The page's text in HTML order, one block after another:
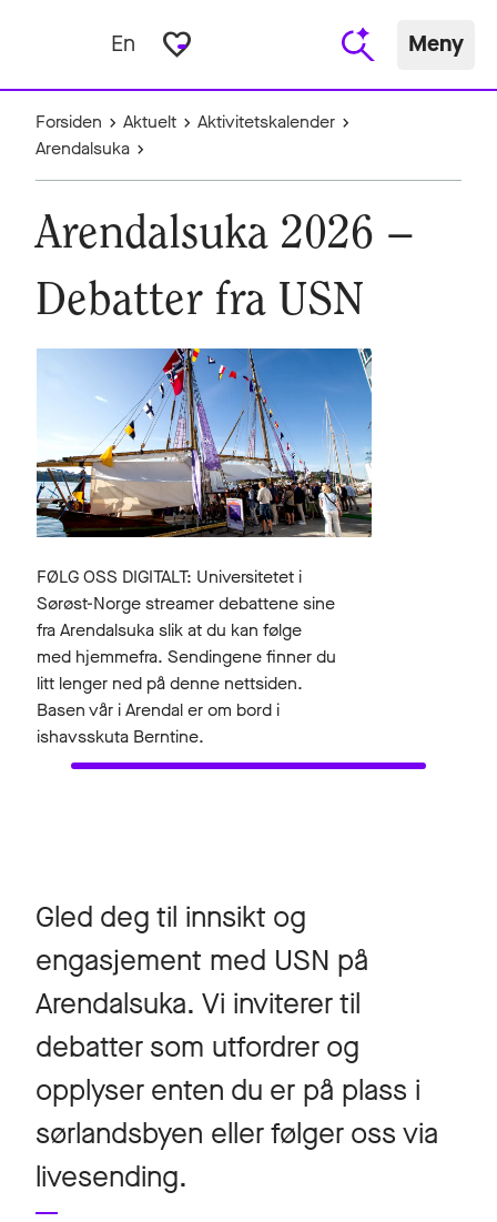
En favorite_border Meny
Forsiden Aktuelt
Aktivitetskalender
Arendalsuka
Arendalsuka 2026 –
Debatter fra USN
FØLG OSS DIGITALT: Universitetet i
Sørøst-Norge streamer debattene sine
fra Arendalsuka slik at du kan følge
med hjemmefra. Sendingene finner du
litt lenger ned på denne nettsiden.
Basen vår i Arendal er om bord i
ishavsskuta Berntine.
Gled deg til innsikt og
engasjement med USN på
Arendalsuka. Vi inviterer til
debatter som utfordrer og
opplyser enten du er på plass i
sørlandsbyen eller følger oss via
livesending.